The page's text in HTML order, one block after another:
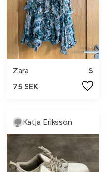
Zara
S
75 SEK
Katja Eriksson